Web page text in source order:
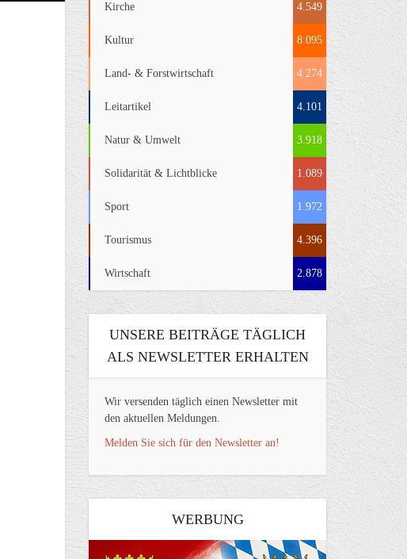
Kirche 4.549
Kultur 8.095
Land- & Forstwirtschaft 4.274
Leitartikel 4.101
Natur & Umwelt 3.918
Solidarität & Lichtblicke 1.089
Sport 1.972
Tourismus 4.396
Wirtschaft 2.878
UNSERE BEITRÄGE TÄGLICH
ALS NEWSLETTER ERHALTEN
Wir versenden täglich einen Newsletter mit
den aktuellen Meldungen.
Melden Sie sich für den Newsletter an!
WERBUNG